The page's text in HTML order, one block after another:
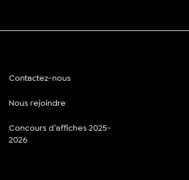
Contactez-nous
Nous rejoindre
Concours d’affiches 2025-
2026